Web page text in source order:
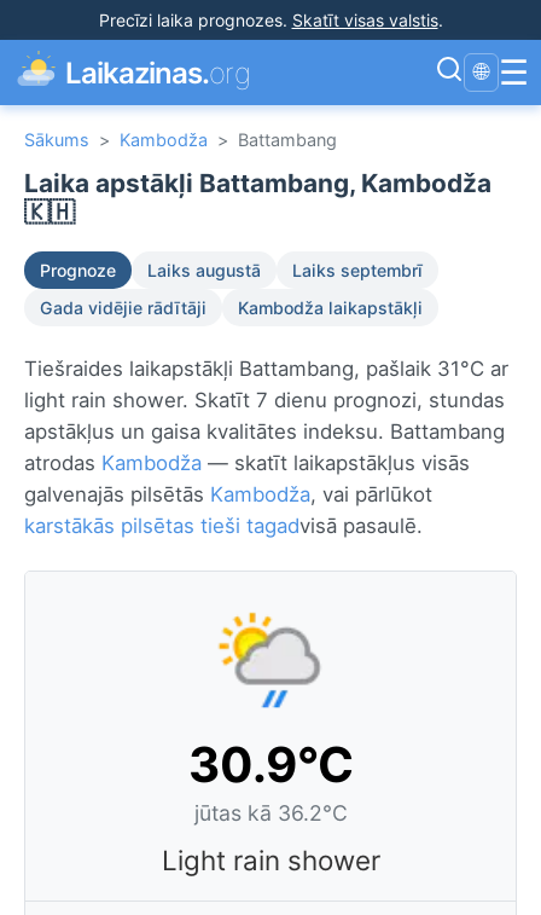
Precīzi laika prognozes. Skatīt visas valstis.
Laikazinas.org 🌐 ☰
Sākums > Kambodža > Battambang
Laika apstākļi Battambang, Kambodža
🇰🇭
Prognoze Laiks augustā
Laiks septembrī
Gada vidējie rādītāji
Kambodža laikapstākļi
Tiešraides laikapstākļi Battambang, pašlaik 31°C ar
light rain shower. Skatīt 7 dienu prognozi, stundas
apstākļus un gaisa kvalitātes indeksu. Battambang
atrodas Kambodža — skatīt laikapstākļus visās
galvenajās pilsētās Kambodža, vai pārlūkot
karstākās pilsētas tieši tagadvisā pasaulē.
30.9°C
jūtas kā 36.2°C
Light rain shower